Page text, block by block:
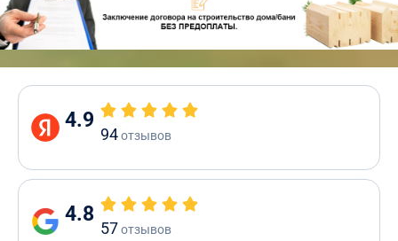
4.9
94отзывов
4.8
57отзывов